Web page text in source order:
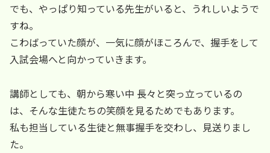
でも、やっぱり知っている先生がいると、うれしいようで
すね。
こわばっていた顔が、一気に顔がほころんで、握手をして
入試会場へと向かっていきます。
講師としても、朝から寒い中 長々と突っ立っているの
は、そんな生徒たちの笑顔を見るためでもあります。
私も担当している生徒と無事握手を交わし、見送りまし
た。